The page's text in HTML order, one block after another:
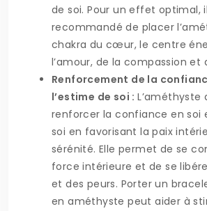
de soi. Pour un effet optimal,
recommandé de placer
chakra du cœur, le centre
l’amour, de la compassion et
Renforcement de la
l’estime de soi :L’améthyste
renforcer la confiance en soi
soi en favorisant la paix
sérénité. Elle permet de se
force intérieure et de se
et des peurs. Porter un
en améthyste peut aider à